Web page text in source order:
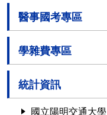
醫事國考專區
學雜費專區
統計資訊
國立陽明交通大學